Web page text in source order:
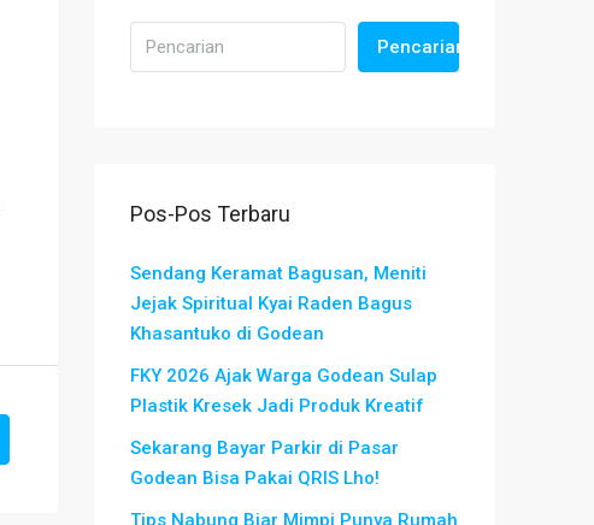
Pencarian
Pos-Pos Terbaru
Sendang Keramat Bagusan, Meniti
Jejak Spiritual Kyai Raden Bagus
Khasantuko di Godean
FKY 2026 Ajak Warga Godean Sulap
Plastik Kresek Jadi Produk Kreatif
Sekarang Bayar Parkir di Pasar
Godean Bisa Pakai QRIS Lho!
Tips Nabung Biar Mimpi Punya Rumah